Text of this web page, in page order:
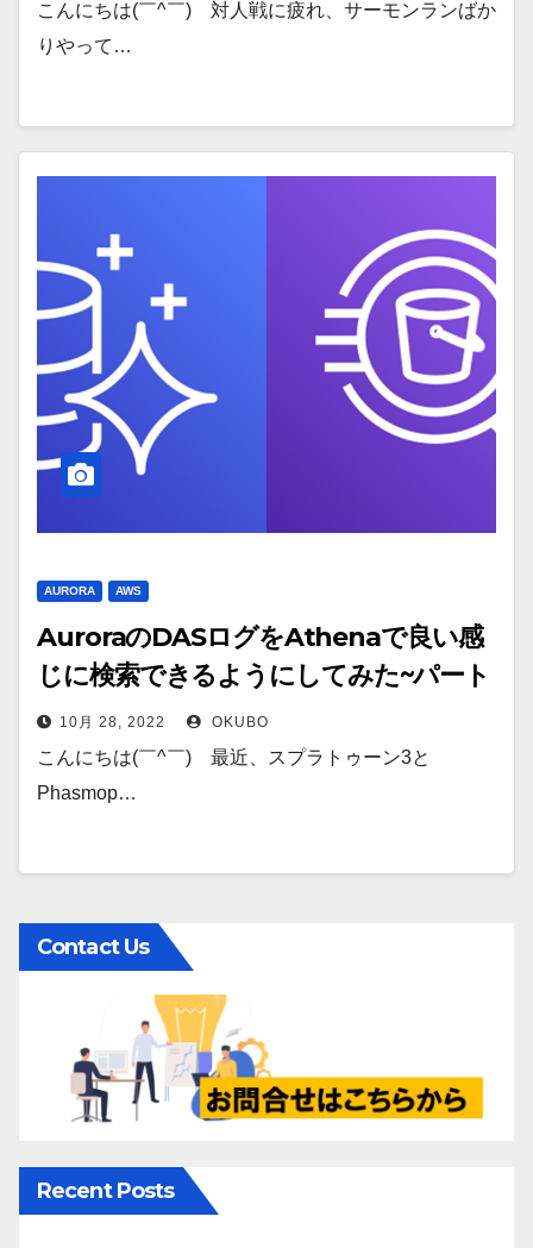
こんにちは(￣^￣)ゞ対人戦に疲れ、サーモンランばか
りやって…
AURORA AWS
AuroraのDASログをAthenaで良い感
じに検索できるようにしてみた~パート
1/3~10月 28, 2022 OKUBO
こんにちは(￣^￣)ゞ最近、スプラトゥーン3と
Phasmop…
Contact Us
Recent Posts